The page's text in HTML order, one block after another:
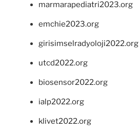
marmarapediatri2023.org
emchie2023.org
girisimselradyoloji2022.org
utcd2022.org
biosensor2022.org
ialp2022.org
klivet2022.org